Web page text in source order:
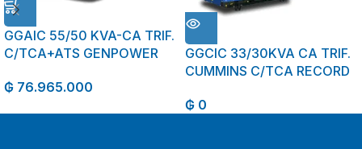
GGAIC 55/50 KVA-CA TRIF.
C/TCA+ATS GENPOWER
₲ 76.965.000
GGCIC 33/30KVA CA TRIF.
CUMMINS C/TCA RECORD
₲ 0